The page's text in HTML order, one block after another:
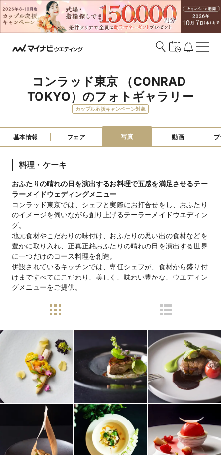
コンラッド東京 （CONRAD
TOKYO）のフォトギャラリー
カップル応援キャンペーン対象
基本情報 フェア 写真 動画
料理・ケーキ
おふたりの晴れの日を演出するお料理で五感を満足させるテー
ラーメイドウェディングメニュー
コンラッド東京では、シェフと実際にお打合せをし、おふたり
のイメージを伺いながら創り上げるテーラーメイドウエディン
グ。
地元食材やこだわりの味付け、おふたりの思い出の食材などを
豊かに取り入れ、正真正銘おふたりの晴れの日を演出する世界
に一つだけのコース料理を創造。
併設されているキッチンでは、専任シェフが、食材から盛り付
けまですべてにこだわり、美しく、味わい豊かな、ウエディン
グメニューをご提供。